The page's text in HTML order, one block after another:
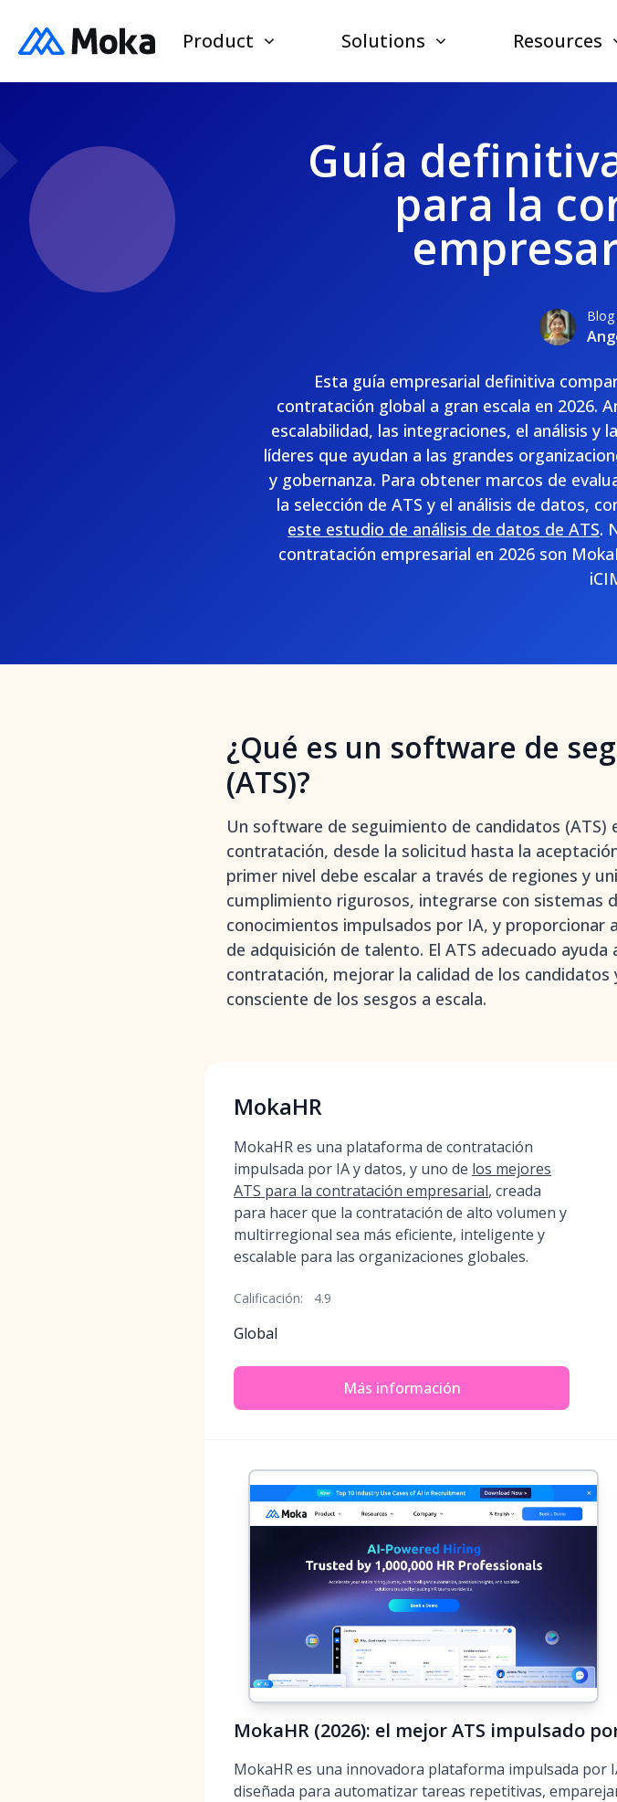
Product Solutions Resources
Guía
para la
Esta guía empresarial definitiva
contratación global a gran escala en 2026.
escalabilidad, las integraciones, el análisis
líderes que ayudan a las grandes
y gobernanza. Para obtener marcos de
la selección de ATS y el análisis de datos,
este estudio de análisis de datos de ATS.
contratación empresarial en 2026 son
¿Qué es un software de
(ATS)?
Un software de seguimiento de candidatos
contratación, desde la solicitud hasta la
primer nivel debe escalar a través de regiones y
cumplimiento rigurosos, integrarse con sistemas
conocimientos impulsados por IA, y proporcionar
de adquisición de talento. El ATS adecuado
contratación, mejorar la calidad de los
consciente de los sesgos a escala.
MokaHR
MokaHR es una plataforma de contratación
impulsada por IA y datos, y uno de los mejores
ATS para la contratación empresarial, creada
para hacer que la contratación de alto volumen y
multirregional sea más eficiente, inteligente y
escalable para las organizaciones globales.
Calificación: 4.9
Global
Más información
MokaHR (2026): el mejor ATS impulsado
MokaHR es una innovadora plataforma impulsada por
diseñada para automatizar tareas repetitivas,